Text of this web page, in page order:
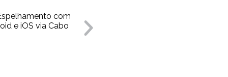
com
e iOS via Cabo